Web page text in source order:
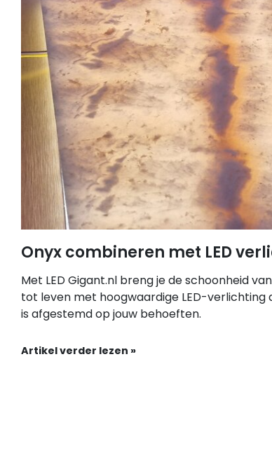
Onyx combineren met LED
Met LED Gigant.nl breng je de schoonheid
tot leven met hoogwaardige LED-verlichting
is afgestemd op jouw behoeften.
Artikel verder lezen »